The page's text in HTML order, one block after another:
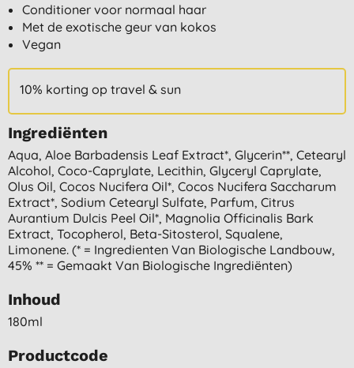
Conditioner voor normaal haar
Met de exotische geur van kokos
Vegan
10% korting op travel & sun
Ingrediënten
Aqua, Aloe Barbadensis Leaf Extract*, Glycerin**, Cetearyl
Alcohol, Coco-Caprylate, Lecithin, Glyceryl Caprylate,
Olus Oil, Cocos Nucifera Oil*, Cocos Nucifera Saccharum
Extract*, Sodium Cetearyl Sulfate, Parfum, Citrus
Aurantium Dulcis Peel Oil*, Magnolia Officinalis Bark
Extract, Tocopherol, Beta-Sitosterol, Squalene,
Limonene. (* = Ingredienten Van Biologische Landbouw,
45% ** = Gemaakt Van Biologische Ingrediënten)
Inhoud
180ml
Productcode